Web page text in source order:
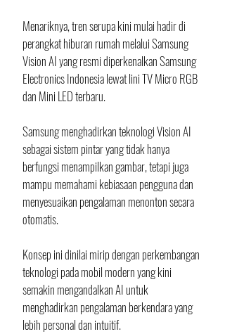
Menariknya, tren serupa kini mulai hadir di
perangkat hiburan rumah melalui Samsung
Vision AI yang resmi diperkenalkan Samsung
Electronics Indonesia lewat lini TV Micro RGB
dan Mini LED terbaru.
Samsung menghadirkan teknologi Vision AI
sebagai sistem pintar yang tidak hanya
berfungsi menampilkan gambar, tetapi juga
mampu memahami kebiasaan pengguna dan
menyesuaikan pengalaman menonton secara
otomatis.
Konsep ini dinilai mirip dengan perkembangan
teknologi pada mobil modern yang kini
semakin mengandalkan AI untuk
menghadirkan pengalaman berkendara yang
lebih personal dan intuitif.